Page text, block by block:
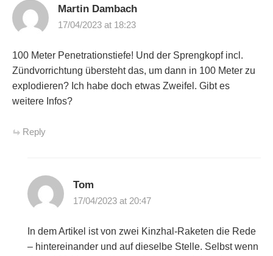
Martin Dambach
17/04/2023 at 18:23
100 Meter Penetrationstiefe! Und der Sprengkopf incl.
Zündvorrichtung übersteht das, um dann in 100 Meter zu
explodieren? Ich habe doch etwas Zweifel. Gibt es
weitere Infos?
Reply
Tom
17/04/2023 at 20:47
In dem Artikel ist von zwei Kinzhal-Raketen die Rede
– hintereinander und auf dieselbe Stelle. Selbst wenn